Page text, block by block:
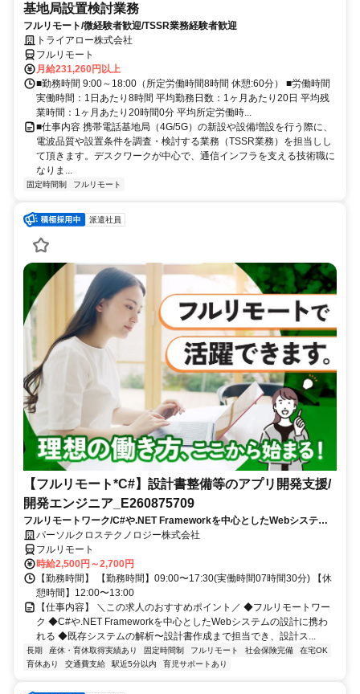
基地局設置検討業務
フルリモート/微経験者歓迎/TSSR業務経験者歓迎
トライアロー株式会社
フルリモート
月給231,260円以上
■勤務時間 9:00～18:00（所定労働時間8時間 休憩:60分） ■労働時間
実働時間：1日あたり8時間 平均勤務日数：1ヶ月あたり20日 平均残
業時間：1ヶ月あたり20時間0分 平均所定労働時...
■仕事内容 携帯電話基地局（4G/5G）の新設や設備増設を行う際に、
電波品質や設置条件を調査・検討する業務（TSSR業務）を担当しし
て頂きます。デスクワークが中心で、通信インフラを支える技術職に
なりま...
固定時間制 フルリモート
派遣社員
【フルリモート*C#】設計書整備等のアプリ開発支援/
開発エンジニア_E260875709
フルリモートワーク/C#や.NET Frameworkを中心としたWebシステム
の設計に携われる/既存システムの解析〜設計書作成まで担当でき、設計
スキルを磨ける
パーソルクロステクノロジー株式会社
フルリモート
時給2,500円～2,700円
【勤務時間】 【勤務時間】09:00〜17:30(実働時間07時間30分) 【休
憩時間】12:00〜13:00
【仕事内容】 ＼この求人のおすすめポイント／ ◆フルリモートワー
ク ◆C#や.NET Frameworkを中心としたWebシステムの設計に携わ
れる ◆既存システムの解析〜設計書作成まで担当でき、設計ス...
長期 産休・育休取得実績あり 固定時間制 フルリモート 社会保険完備
在宅OK
育休あり
交通費支給 駅近5分以内 育児サポートあり